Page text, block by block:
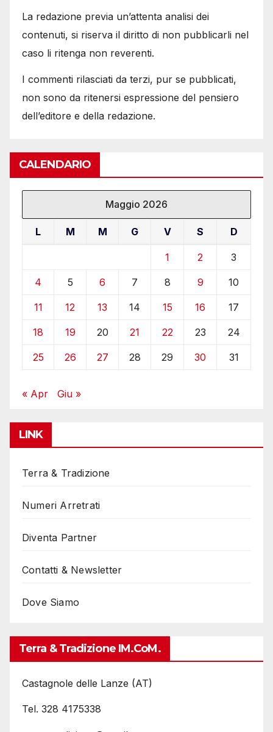
La redazione previa un’attenta analisi dei
contenuti, si riserva il diritto di non pubblicarli nel
caso li ritenga non reverenti.
I commenti rilasciati da terzi, pur se pubblicati,
non sono da ritenersi espressione del pensiero
dell’editore e della redazione.
CALENDARIO
Maggio 2026
L M M G V S D
1 2 3
4 5 6 7 8 9 10
11 12 13 14 15 16 17
18 19 20 21 22 23 24
25 26 27 28 29 30 31
« Apr Giu »
LINK
Terra & Tradizione
Numeri Arretrati
Diventa Partner
Contatti & Newsletter
Dove Siamo
Terra & Tradizione IM.coM.
Castagnole delle Lanze (AT)
Tel. 328 4175338